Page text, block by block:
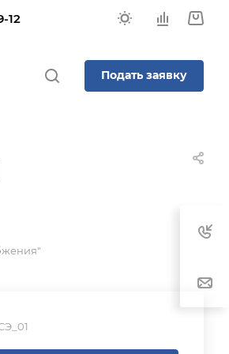
12
Подать заявку